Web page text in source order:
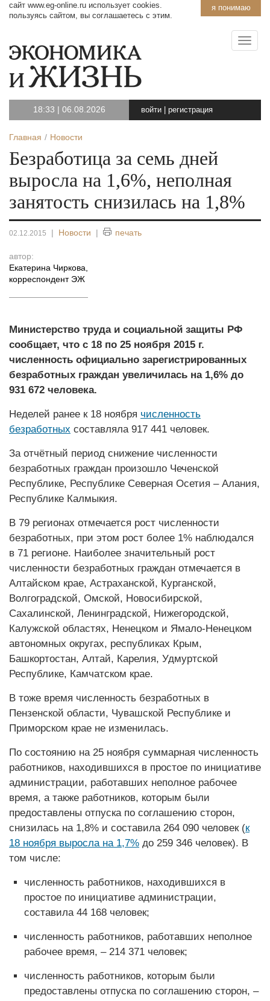
я понимаю
сайт www.eg-online.ru использует cookies.
пользуясь сайтом, вы соглашаетесь с этим.
18:33 | 06.08.2026 войти регистрация
Главная Новости
Безработица за семь дней
выросла на 1,6%, неполная
занятость снизилась на 1,8%
02.12.2015 | Новости | печать
автор:
Екатерина Чиркова
корреспондент ЭЖ
Министерство труда и социальной защиты РФ
сообщает, что с 18 по 25 ноября 2015 г.
численность официально зарегистрированных
безработных граждан увеличилась на 1,6% до
931 672 человека.
Неделей ранее к 18 ноября численность
безработных составляла 917 441 человек.
За отчётный период снижение численности
безработных граждан произошло Чеченской
Республике, Республике Северная Осетия – Алания,
Республике Калмыкия.
В 79 регионах отмечается рост численности
безработных, при этом рост более 1% наблюдался
в 71 регионе. Наиболее значительный рост
численности безработных граждан отмечается в
Алтайском крае, Астраханской, Курганской,
Волгоградской, Омской, Новосибирской,
Сахалинской, Ленинградской, Нижегородской,
Калужской областях, Ненецком и Ямало-Ненецком
автономных округах, республиках Крым,
Башкортостан, Алтай, Карелия, Удмуртской
Республике, Камчатском крае.
В тоже время численность безработных в
Пензенской области, Чувашской Республике и
Приморском крае не изменилась.
По состоянию на 25 ноября суммарная численность
работников, находившихся в простое по инициативе
администрации, работавших неполное рабочее
время, а также работников, которым были
предоставлены отпуска по соглашению сторон,
снизилась на 1,8% и составила 264 090 человек (к
18 ноября выросла на 1,7% до 259 346 человек). В
том числе:
численность работников, находившихся в
простое по инициативе администрации,
составила 44 168 человек;
численность работников, работавших неполное
рабочее время, – 214 371 человек;
численность работников, которым были
предоставлены отпуска по соглашению сторон, –